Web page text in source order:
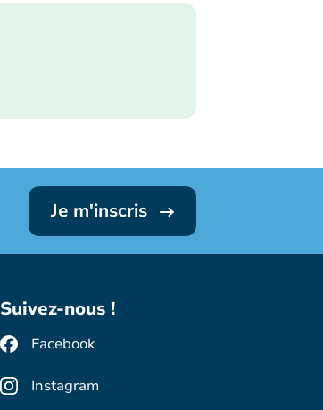
Je m'inscris
Suivez-nous !
Facebook
Instagram